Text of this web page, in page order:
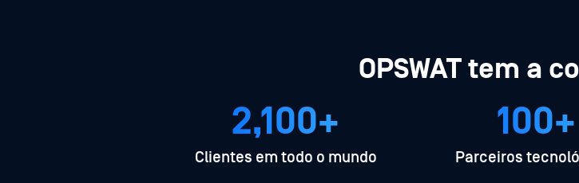
OPSWAT tem a
2,100+
Clientes em todo o mundo
100+
Parceiros